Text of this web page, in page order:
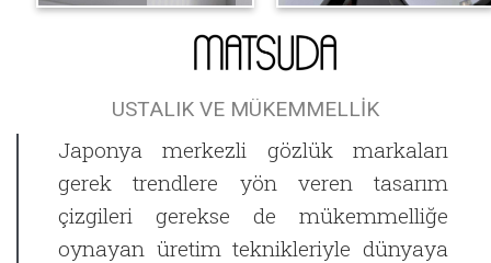
USTALIK VE MÜKEMMELLİK
Japonya merkezli gözlük markaları
gerek trendlere yön veren tasarım
çizgileri gerekse de mükemmelliğe
oynayan üretim teknikleriyle dünyaya